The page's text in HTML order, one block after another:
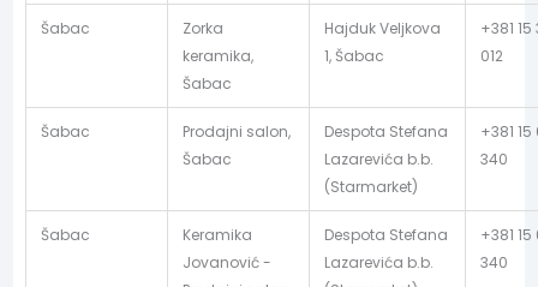
Šabac
Zorka
keramika,
Šabac
Hajduk Veljkova
1, Šabac
+381 15
012
Šabac
Prodajni salon,
Šabac
Despota Stefana
Lazarevića b.b.
(Starmarket)
+381
340
Šabac
Keramika
Jovanović -
Despota Stefana
Lazarevića b.b.
+381
340